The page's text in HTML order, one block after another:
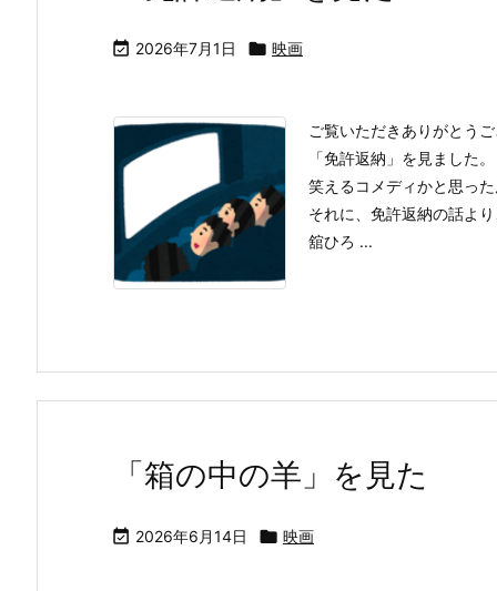
 2026年7月1日  映画
ご覧いただきありがとう
「免許返納」を見ました。
笑えるコメディかと思っ
それに、免許返納の話よ
舘ひろ ...
「箱の中の羊」を見た
 2026年6月14日  映画